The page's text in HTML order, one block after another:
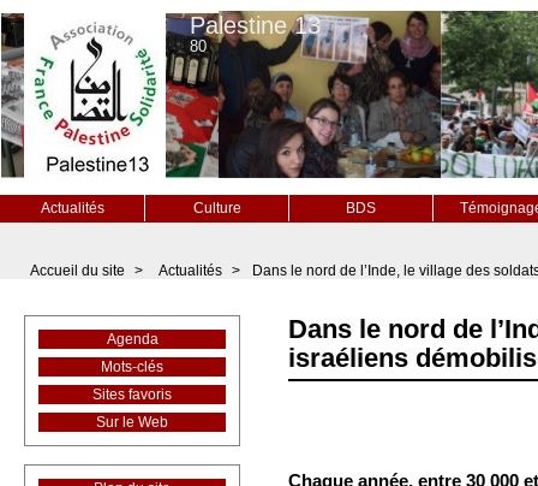
Palestine 13
80
Actualités Culture BDS
Accueil du site > Actualités > Dans le nord de l’Inde, le village des
Dans le nord de
israéliens
Chaque année, entre 30 000
Agenda
Mots-clés
Sites favoris
Sur le Web